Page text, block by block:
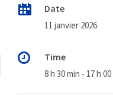
Date
11 janvier 2026
Time
8 h 30 min - 17 h